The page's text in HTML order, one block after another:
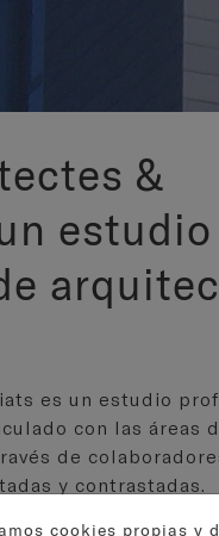
&
estudio
es un estudio
con las áreas
de
y contrastadas.
cookies propias y